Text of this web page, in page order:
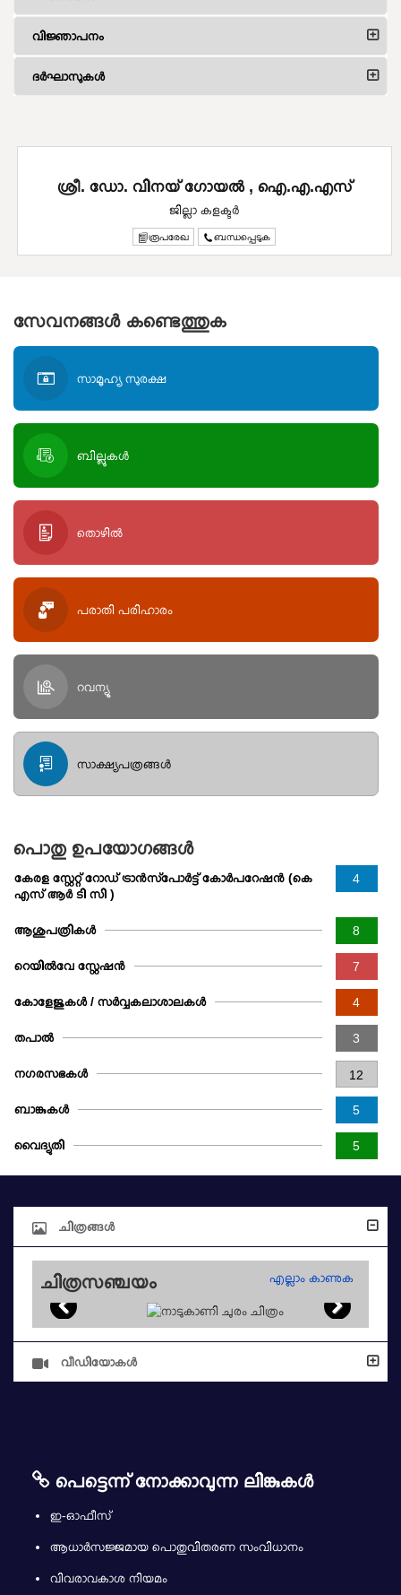
വിജ്ഞാപനം
ദര്‍ഘാസുകള്‍
ശ്രീ. ഡോ. വിനയ് ഗോയൽ , ഐ.എ.എസ്
ജില്ലാ കളക്ടർ
രൂപരേഖ ബന്ധപ്പെടുക
സേവനങ്ങള്‍ കണ്ടെത്തുക
സാമൂഹ്യ സുരക്ഷ
ബില്ലുകള്‍
തൊഴിൽ
പരാതി പരിഹാരം
റവന്യൂ
സാക്ഷ്യപത്രങ്ങള്‍
പൊതു ഉപയോഗങ്ങള്‍
4
കേരള സ്റ്റേറ്റ് റോഡ് ട്രാൻസ്‌പോർട്ട് കോർപറേഷൻ (കെ
എസ് ആർ ടി സി )
8
ആശുപത്രികൾ
7
റെയിൽവേ സ്റ്റേഷൻ
4
കോളേജുകൾ / സർവ്വകലാശാലകൾ
3
തപാല്‍
12
നഗരസഭകള്‍
5
ബാങ്കുകള്‍
5
വൈദ്യുതി
ചിത്രങ്ങൾ
ചിത്രസഞ്ചയം എല്ലാം കാണുക
വീഡിയോകള്‍
പെട്ടെന്ന് നോക്കാവുന്ന ലിങ്കുകള്‍
ഇ-ഓഫീസ്
ആധാര്‍സജ്ജമായ പൊതുവിതരണ സംവിധാനം
വിവരാവകാശ നിയമം